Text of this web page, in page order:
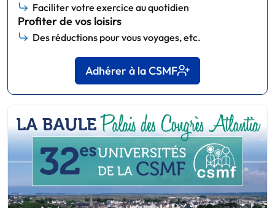
Faciliter votre exercice au quotidien
Profiter de vos loisirs
Des réductions pour vous voyages, etc.
Adhérer à la CSMF